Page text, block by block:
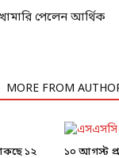
পেলেন আর্থিক
MORE FROM
১২
১০ আগস্ট